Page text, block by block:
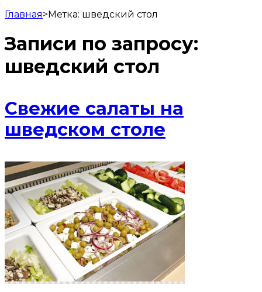
Главная>Метка: шведский стол
Записи по запросу:
шведский стол
Свежие салаты на
шведском столе